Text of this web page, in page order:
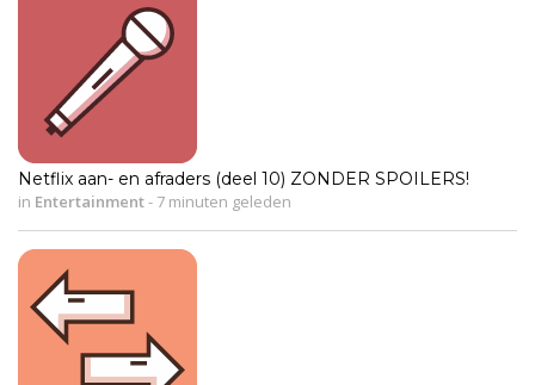
Netflix aan- en afraders (deel 10) ZONDER SPOILERS!
in Entertainment- 7 minuten geleden